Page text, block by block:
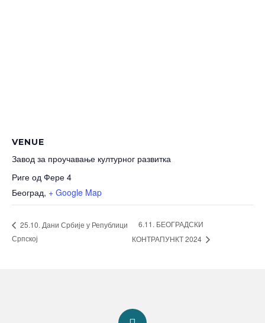
VENUE
Завод за проучавање културног развитка
Риге од Фере 4
Београд, + Google Map
25.10. Дани Србије у Републици
Српској
6.11. БЕОГРАДСКИ
КОНТРАПУНКТ 2024